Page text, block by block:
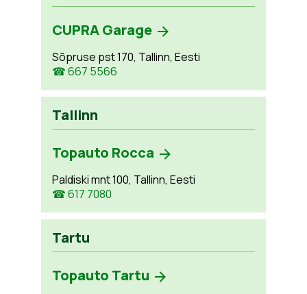
CUPRA Garage
Sõpruse pst 170, Tallinn, Eesti
☎ 667 5566
Tallinn
Topauto Rocca
Paldiski mnt 100, Tallinn, Eesti
☎ 617 7080
Tartu
Topauto Tartu